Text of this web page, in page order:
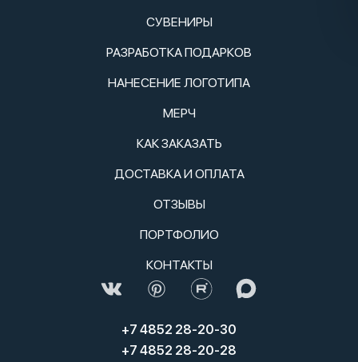
СУВЕНИРЫ
РАЗРАБОТКА ПОДАРКОВ
НАНЕСЕНИЕ ЛОГОТИПА
МЕРЧ
КАК ЗАКАЗАТЬ
ДОСТАВКА И ОПЛАТА
ОТЗЫВЫ
ПОРТФОЛИО
КОНТАКТЫ
+7 4852 28-20-30
+7 4852 28-20-28